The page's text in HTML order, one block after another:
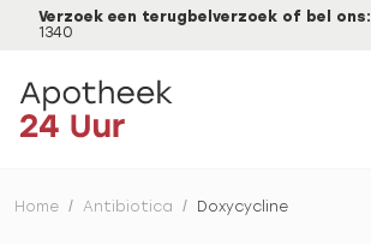
Verzoek een terugbelverzoek of bel ons:
1340
Home / Antibiotica / Doxycycline